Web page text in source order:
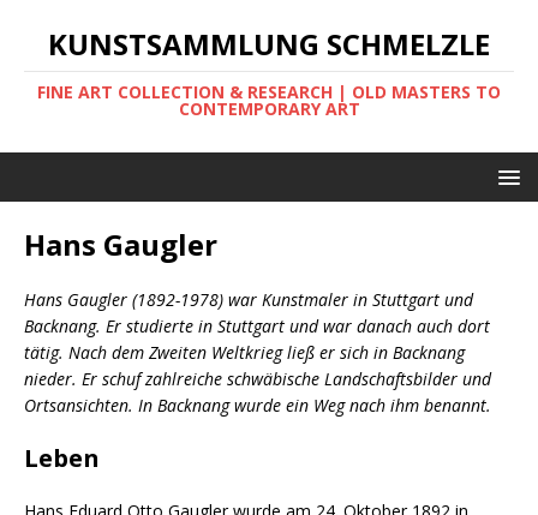
KUNSTSAMMLUNG SCHMELZLE
FINE ART COLLECTION & RESEARCH | OLD MASTERS TO
CONTEMPORARY ART
Hans Gaugler
Hans Gaugler (1892-1978) war Kunstmaler in Stuttgart und
Backnang. Er studierte in Stuttgart und war danach auch dort
tätig. Nach dem Zweiten Weltkrieg ließ er sich in Backnang
nieder. Er schuf zahlreiche schwäbische Landschaftsbilder und
Ortsansichten. In Backnang wurde ein Weg nach ihm benannt.
Leben